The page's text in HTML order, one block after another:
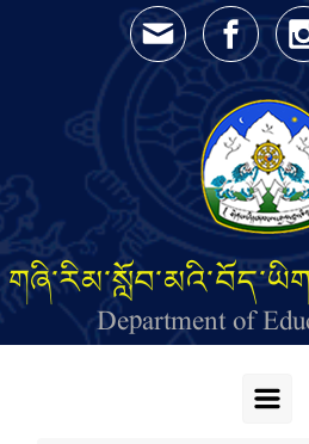
Skip to main content
Department of